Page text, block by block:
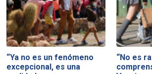
“Ya no es un fenómeno
excepcional, es una
“No es